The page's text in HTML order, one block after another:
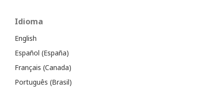
Idioma
English
Español (España)
Français (Canada)
Português (Brasil)